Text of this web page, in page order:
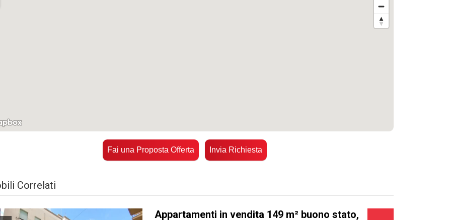
Fai una Proposta Offerta Invia Richiesta
Correlati
Appartamenti in vendita 149 m² buono stato,